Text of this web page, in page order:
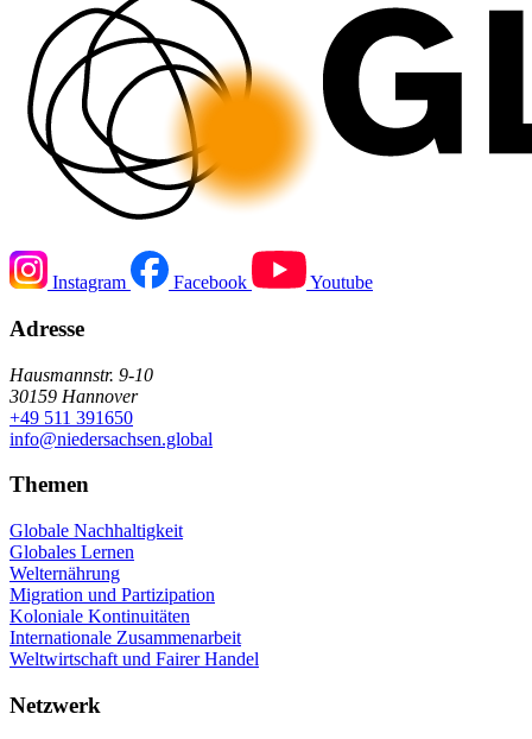
Instagram Facebook Youtube
Adresse
Hausmannstr. 9-10
30159 Hannover
+49 511 391650
info@niedersachsen.global
Themen
Globale Nachhaltigkeit
Globales Lernen
Welternährung
Migration und Partizipation
Koloniale Kontinuitäten
Internationale Zusammenarbeit
Weltwirtschaft und Fairer Handel
Netzwerk